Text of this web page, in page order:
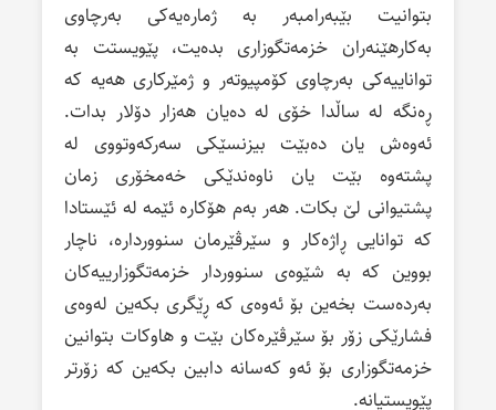
بتوانیت بێبەرامبەر بە ژمارەیەکی بەرچاوی
بەکارهێنەران خزمەتگوزاری بدەیت، پێویستت بە
تواناییەکی بەرچاوی کۆمپیوتەر و ژمێرکاری هەیە کە
ڕەنگە لە ساڵدا خۆی لە دەیان هەزار دۆلار بدات.
ئەوەش یان دەبێت بیزنسێکی سەرکەوتووی لە
پشتەوە بێت یان ناوەندێکی خەمخۆری زمان
پشتیوانی لێ بکات. هەر بەم هۆکارە ئێمە لە ئێستادا
کە توانایی ڕاژەکار و سێرڤێرمان سنووردارە، ناچار
بووین کە بە شێوەی سنووردار خزمەتگوزارییەکان
بەردەست بخەین بۆ ئەوەی کە ڕێگری بکەین لەوەی
فشارێکی زۆر بۆ سێرڤێرەکان بێت و هاوکات بتوانین
خزمەتگوزاری بۆ ئەو کەسانە دابین بکەین کە زۆرتر
پێویستیانە.